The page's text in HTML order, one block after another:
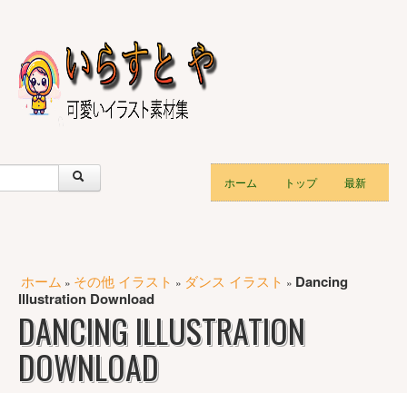
ホーム トップ 最新
ホーム » その他 イラスト » ダンス イラスト » Dancing
Illustration Download
DANCING ILLUSTRATION
DOWNLOAD